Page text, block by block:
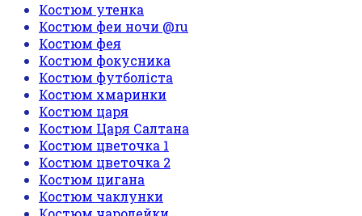
Костюм утенка
Костюм феи ночи @ru
Костюм фея
Костюм фокусника
Костюм футболіста
Костюм хмаринки
Костюм царя
Костюм Царя Салтана
Костюм цветочка 1
Костюм цветочка 2
Костюм цигана
Костюм чаклунки